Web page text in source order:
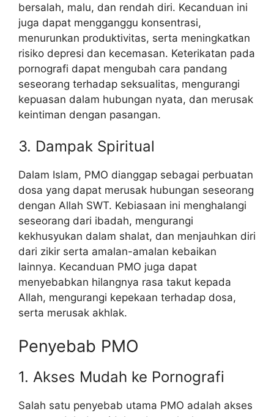
bersalah, malu, dan rendah diri. Kecanduan ini
juga dapat mengganggu konsentrasi,
menurunkan produktivitas, serta meningkatkan
risiko depresi dan kecemasan. Keterikatan pada
pornografi dapat mengubah cara pandang
seseorang terhadap seksualitas, mengurangi
kepuasan dalam hubungan nyata, dan merusak
keintiman dengan pasangan.
3. Dampak Spiritual
Dalam Islam, PMO dianggap sebagai perbuatan
dosa yang dapat merusak hubungan seseorang
dengan Allah SWT. Kebiasaan ini menghalangi
seseorang dari ibadah, mengurangi
kekhusyukan dalam shalat, dan menjauhkan diri
dari zikir serta amalan-amalan kebaikan
lainnya. Kecanduan PMO juga dapat
menyebabkan hilangnya rasa takut kepada
Allah, mengurangi kepekaan terhadap dosa,
serta merusak akhlak.
Penyebab PMO
1. Akses Mudah ke Pornografi
Salah satu penyebab utama PMO adalah akses